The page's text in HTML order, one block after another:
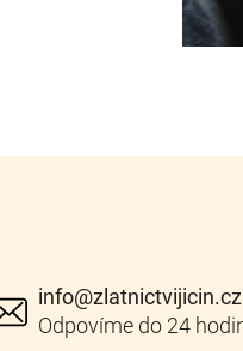
info@zlatnictvijicin.cz